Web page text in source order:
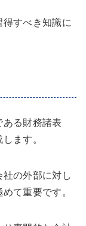
すべき知識に
る財務諸表
ます。
の外部に対し
て重要です。